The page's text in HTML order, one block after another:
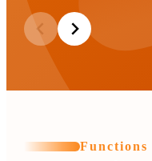
Functions